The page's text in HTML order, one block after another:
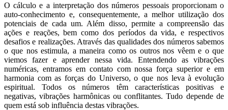
O cálculo e a interpretação dos números pessoais proporcionam o
auto-conhecimento e, consequentemente, a melhor utilização dos
potenciais de cada um. Além disso, permite a compreensão das
ações e reações, bem como dos períodos da vida, e respectivos
desafios e realizações. Através das qualidades dos números sabemos
o que nos estimula, a maneira como os outros nos vêem e o que
viemos fazer e aprender nessa vida. Entendendo as vibrações
numéricas, entramos em contato com nossa força superior e em
harmonia com as forças do Universo, o que nos leva à evolução
espiritual. Todos os números têm características positivas e
negativas, vibrações harmônicas ou conflitantes. Tudo depende de
quem está sob influência destas vibrações.